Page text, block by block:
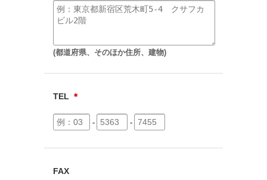
(都道府県、そのほか住所、建物)
TEL ＊
- -
FAX